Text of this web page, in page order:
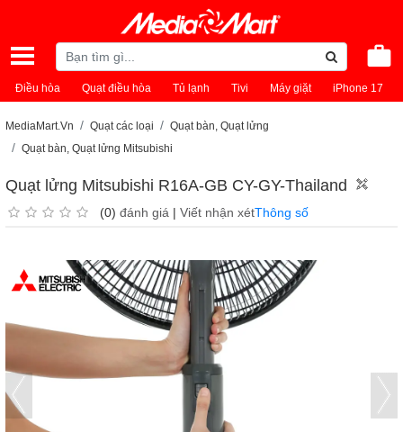
Điều hòa Quạt điều hòa Tủ lạnh Tivi Máy giặt iPhone 17
MediaMart.Vn Quạt các loại
Quạt bàn, Quạt lửng
Quạt bàn, Quạt lửng Mitsubishi
Quạt lửng Mitsubishi R16A-GB CY-GY-Thailand
(0) đánh giá | Viết nhận xétThông số